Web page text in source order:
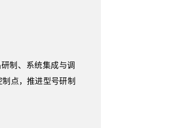
制、系统集成与调
点，推进型号研制